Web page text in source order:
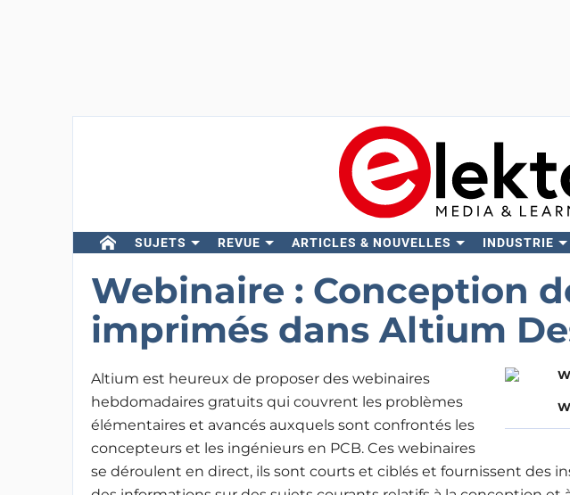
SUJETS REVUE ARTICLES & NOUVELLES INDUSTRIE
Webinaire : Conception
imprimés dans Altium
Altium est heureux de proposer des webinaires
hebdomadaires gratuits qui couvrent les problèmes
élémentaires et avancés auxquels sont confrontés les
concepteurs et les ingénieurs en PCB. Ces webinaires
se déroulent en direct, ils sont courts et ciblés et fournissent des